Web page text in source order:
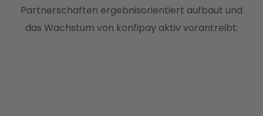
Partnerschaften ergebnisorientiert aufbaut und
das Wachstum von konfipay aktiv vorantreibt.